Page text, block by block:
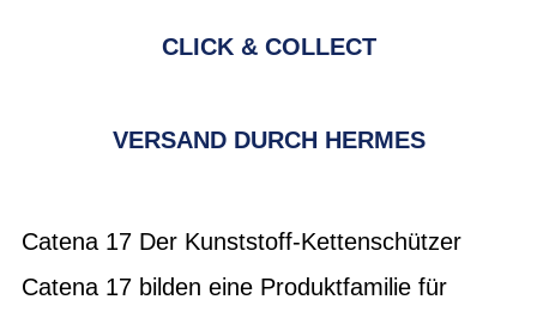
CLICK & COLLECT
VERSAND DURCH HERMES
Catena 17 Der Kunststoff-Kettenschützer
Catena 17 bilden eine Produktfamilie für